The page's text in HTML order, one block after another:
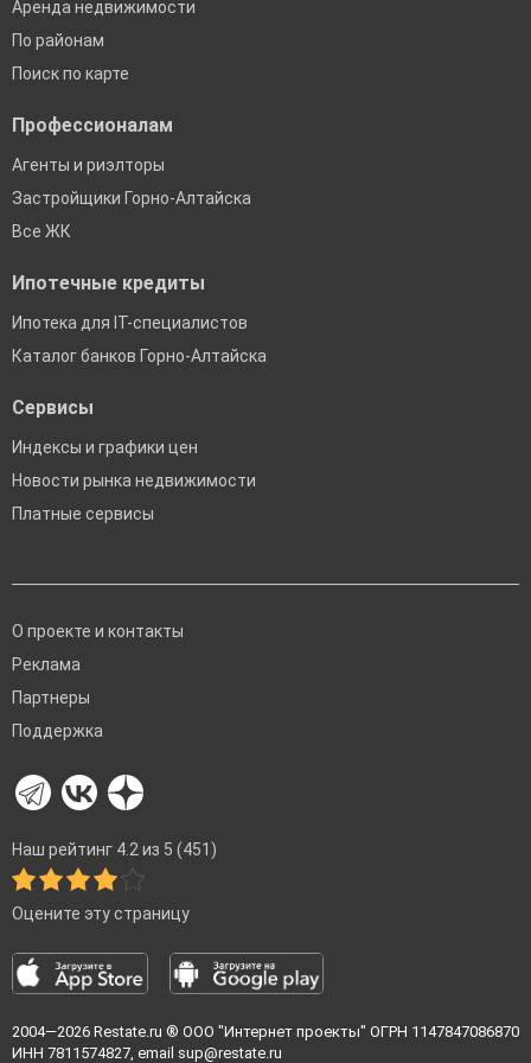
Аренда недвижимости
По районам
Поиск по карте
Профессионалам
Агенты и риэлторы
Застройщики Горно-Алтайска
Все ЖК
Ипотечные кредиты
Ипотека для IT-специалистов
Каталог банков Горно-Алтайска
Сервисы
Индексы и графики цен
Новости рынка недвижимости
Платные сервисы
О проекте и контакты
Реклама
Партнеры
Поддержка
Наш рейтинг 4.2 из 5 (451)
Оцените эту страницу
2004—2026 Restate.ru ® ООО "Интернет проекты" ОГРН 1147847086870
ИНН 7811574827, email sup@restate.ru